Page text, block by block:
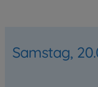
Samstag,